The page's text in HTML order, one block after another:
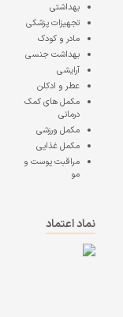
بهداشتی
تجهیزات پزشکی
مادر و کودک
بهداشت جنسی
آرایشی
عطر و ادکلن
مکمل های کمک
درمانی
مکمل ورزشی
مکمل غذایی
مراقبت پوست و
مو
نماد اعتماد